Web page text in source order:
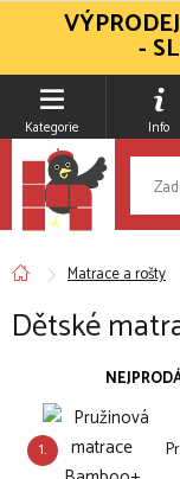
Kategorie Info
Matrace a rošty
Dětské
1.
-